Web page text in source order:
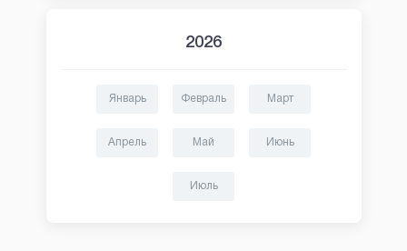
2026
Январь Февраль Март
Апрель Май Июнь
Июль